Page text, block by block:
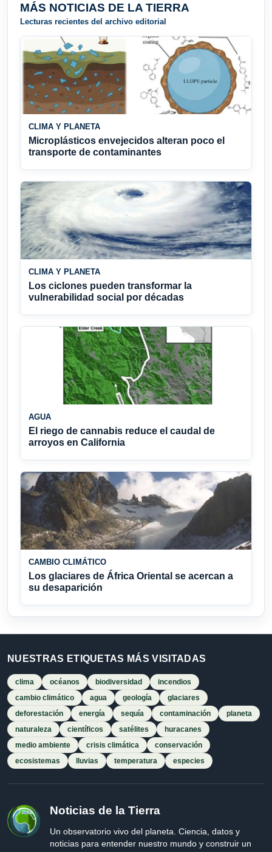
MÁS NOTICIAS DE LA TIERRA
Lecturas recientes del archivo editorial
CLIMA Y PLANETA
Microplásticos envejecidos alteran poco el
transporte de contaminantes
CLIMA Y PLANETA
Los ciclones pueden transformar la
vulnerabilidad social por décadas
AGUA
El riego de cannabis reduce el caudal de
arroyos en California
CAMBIO CLIMÁTICO
Los glaciares de África Oriental se acercan a
su desaparición
NUESTRAS ETIQUETAS MÁS VISITADAS
clima océanos biodiversidad
incendios
cambio climático
agua geología
glaciares
deforestación
energía sequía contaminación
planeta
naturaleza
científicos satélites
huracanes
medio ambiente
crisis climática
conservación
ecosistemas
lluvias temperatura especies
Noticias de la Tierra
Un observatorio vivo del planeta. Ciencia, datos y
noticias para entender nuestro mundo y construir un